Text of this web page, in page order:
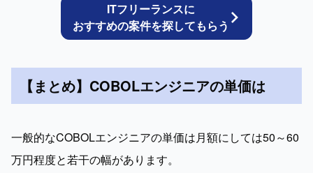
ITフリーランスに
おすすめの案件を探してもらう
【まとめ】COBOLエンジニアの単価は
一般的なCOBOLエンジニアの単価は月額にしては50～60
万円程度と若干の幅があります。